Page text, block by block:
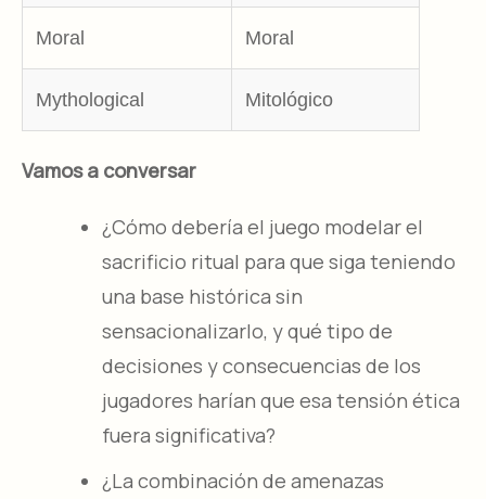
Moral Moral
Mythological Mitológico
Vamos a conversar
¿Cómo debería el juego modelar el
sacrificio ritual para que siga teniendo
una base histórica sin
sensacionalizarlo, y qué tipo de
decisiones y consecuencias de los
jugadores harían que esa tensión ética
fuera significativa?
¿La combinación de amenazas